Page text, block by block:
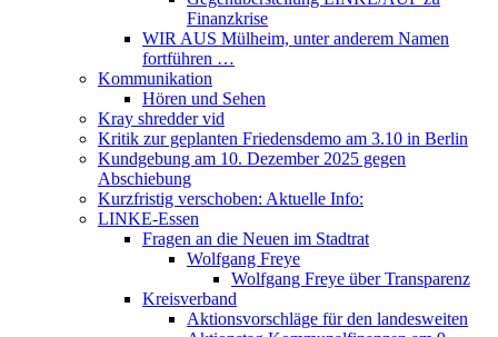
Finanzkrise
WIR AUS Mülheim, unter anderem Namen
fortführen …
Kommunikation
Hören und Sehen
Kray shredder vid
Kritik zur geplanten Friedensdemo am 3.10 in Berlin
Kundgebung am 10. Dezember 2025 gegen
Abschiebung
Kurzfristig verschoben: Aktuelle Info:
LINKE-Essen
Fragen an die Neuen im Stadtrat
Wolfgang Freye
Wolfgang Freye über Transparenz
Kreisverband
Aktionsvorschläge für den landesweiten